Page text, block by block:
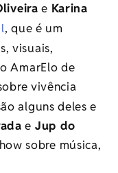
e Karina
, que é um
visuais,
AmarElo de
vivência
alguns deles e
e Jup do
sobre música,